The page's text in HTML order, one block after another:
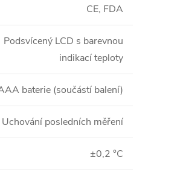
CE, FDA
Podsvícený LCD s barevnou
indikací teploty
baterie (součástí balení)
Uchování posledních měření
±0,2 °C